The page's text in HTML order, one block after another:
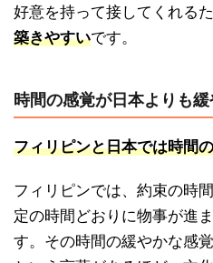
好意を持って接してくれる
築きやすいです。
時間の感覚が日本よりも
フィリピンと日本では時間
フィリピンでは、約束の時
定の時間どおりに物事が進
す。その時間の緩やかな感